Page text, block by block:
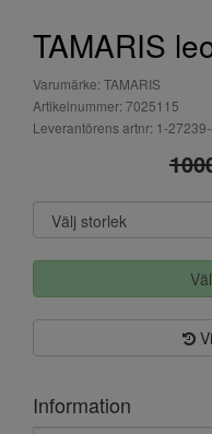
TAMARIS
Varumärke: TAMARIS
Artikelnummer: 7025115
Leverantörens artnr: 1-
Information